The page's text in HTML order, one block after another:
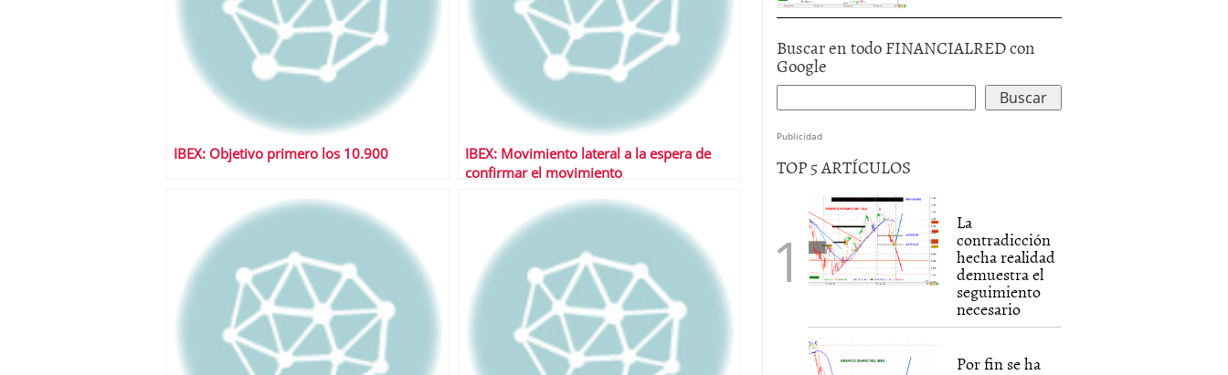
IBEX: Objetivo primero los 10.900
IBEX: Movimiento lateral a la espera de
confirmar el movimiento
Buscar en todo FINANCIALRED con
Google
Publicidad
TOP 5 ARTÍCULOS
La
contradicción
hecha realidad
demuestra el
seguimiento
necesario
Por fin se ha